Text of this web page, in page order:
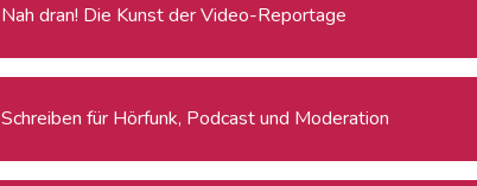
Nah dran! Die Kunst der Video-Reportage
Schreiben für Hörfunk, Podcast und Moderation